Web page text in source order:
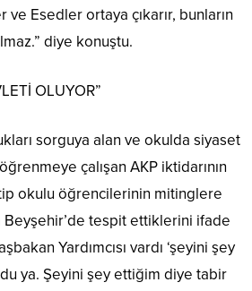
Esedler ortaya çıkarır, bunların
diye konuştu.
OLUYOR”
sorguya alan ve okulda siyaset
öğrenmeye çalışan AKP iktidarının
okulu öğrencilerinin mitinglere
tespit ettiklerini ifade
Yardımcısı vardı ‘şeyini şey
ya. Şeyini şey ettiğim diye tabir